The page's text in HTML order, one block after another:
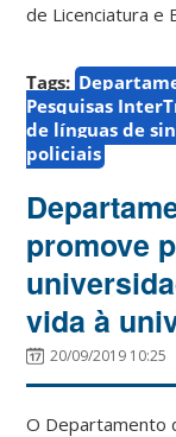
de Licenciatura e
Tags:
Pesquisas
de línguas de
policiais
promove
vida à
20/09/2019 10:25
O Departamento